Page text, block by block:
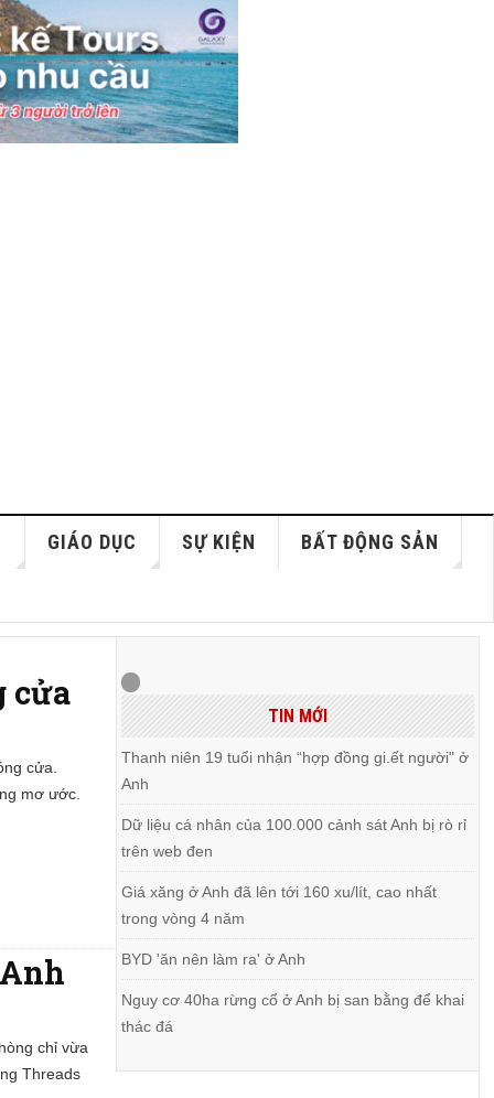
GIÁO DỤC SỰ KIỆN BẤT ĐỘNG SẢN
cửa
cửa.
mơ ước.
chỉ vừa
Threads
TIN MỚI
Thanh niên 19 tuổi nhận “hợp đồng gi.ết người" ở
Anh
Dữ liệu cá nhân của 100.000 cảnh sát Anh bị rò rỉ
trên web đen
Giá xăng ở Anh đã lên tới 160 xu/lít, cao nhất
trong vòng 4 năm
BYD 'ăn nên làm ra' ở Anh
Nguy cơ 40ha rừng cổ ở Anh bị san bằng để khai
thác đá